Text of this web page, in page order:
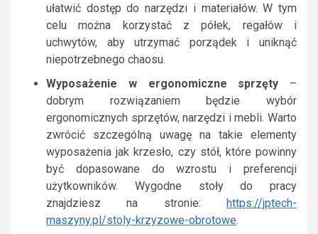
ułatwić dostęp do narzędzi i materiałów. W tym
celu można korzystać z półek, regałów i
uchwytów, aby utrzymać porządek i uniknąć
niepotrzebnego chaosu.
Wyposażenie w ergonomiczne sprzęty –
dobrym rozwiązaniem będzie wybór
ergonomicznych sprzętów, narzędzi i mebli. Warto
zwrócić szczególną uwagę na takie elementy
wyposażenia jak krzesło, czy stół, które powinny
być dopasowane do wzrostu i preferencji
użytkowników. Wygodne stoły do pracy
znajdziesz na stronie: https://jptech-
maszyny.pl/stoly-krzyzowe-obrotowe.